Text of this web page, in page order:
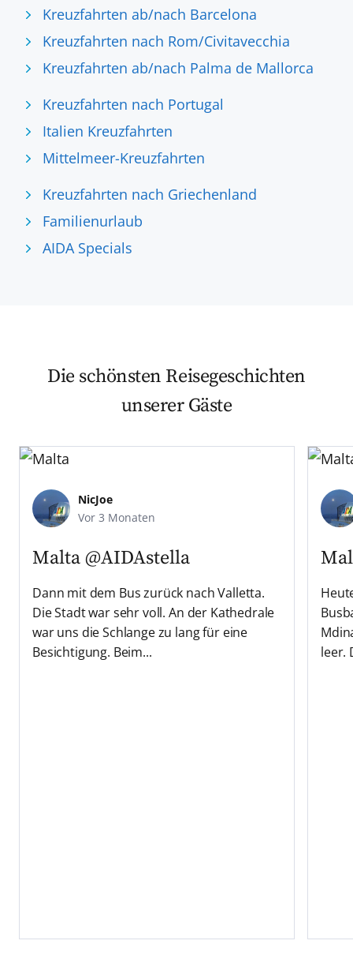
Kreuzfahrten ab/nach Barcelona
Kreuzfahrten nach Rom/Civitavecchia
Kreuzfahrten ab/nach Palma de Mallorca
Kreuzfahrten nach Portugal
Italien Kreuzfahrten
Mittelmeer-Kreuzfahrten
Kreuzfahrten nach Griechenland
Familienurlaub
AIDA Specials
Die schönsten Reisegeschichten
unserer Gäste
NicJoe
Vor 3 Monaten
Malta @AIDAstella
Dann mit dem Bus zurück nach Valletta.
Die Stadt war sehr voll. An der Kathedrale
war uns die Schlange zu lang für eine
Besichtigung. Beim...
leer.